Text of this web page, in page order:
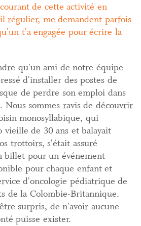
de cette activité en
régulier, me demandent parfois
t'a engagée pour écrire la
qu'un ami de notre équipe
d'installer des postes de
de perdre son emploi dans
Nous sommes ravis de découvrir
monosyllabique, qui
vieille de 30 ans et balayait
trottoirs, s'était assuré
billet pour un événement
pour chaque enfant et
d'oncologie pédiatrique de
de la Colombie-Britannique.
surpris, de n'avoir aucune
puisse exister.